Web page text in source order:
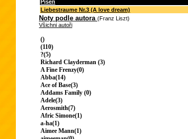
Píseň
Liebestraume Nr.3 (A love dream)
Noty podle autora (Franz Liszt)
Všichni autoři
()
(110)
?(5)
Richard Clayderman (3)
A Fine Frenzy(0)
Abba(14)
Ace of Base(3)
Addams Family (0)
Adele(3)
Aerosmith(7)
Afric Simone(1)
a-ha(1)
Aimee Mann(1)